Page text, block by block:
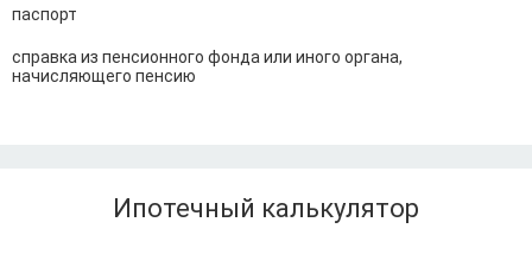
паспорт
справка из пенсионного фонда или иного органа,
начисляющего пенсию
Ипотечный калькулятор